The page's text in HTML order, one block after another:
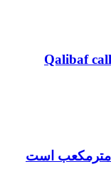
Qalibaf